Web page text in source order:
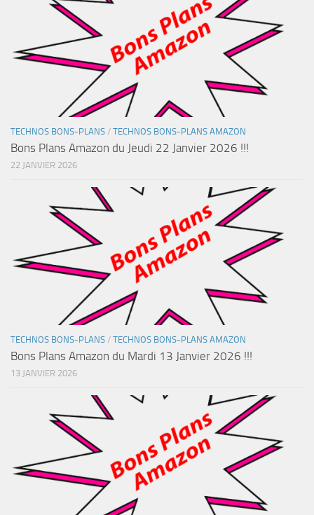
TECHNOS BONS-PLANS / TECHNOS BONS-PLANS AMAZON
Bons Plans Amazon du Jeudi 22 Janvier 2026 !!!
22 JANVIER 2026
TECHNOS BONS-PLANS / TECHNOS BONS-PLANS AMAZON
Bons Plans Amazon du Mardi 13 Janvier 2026 !!!
13 JANVIER 2026